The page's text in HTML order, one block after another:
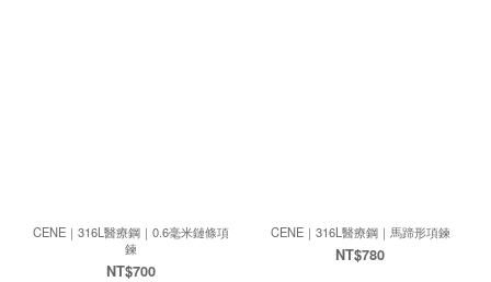
CENE｜316L醫療鋼｜0.6毫米鏈條項
鍊
NT$700
CENE｜316L醫療鋼｜馬蹄形項鍊
NT$780